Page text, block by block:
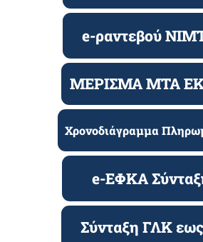
e-ραντεβού
ΜΕΡΙΣΜΑ ΜΤΑ
Χρονοδιάγραμμα
e-ΕΦΚΑ
Σύνταξη ΓΛΚ